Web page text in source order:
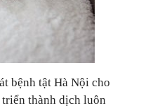
bệnh tật Hà Nội cho
thành dịch luôn